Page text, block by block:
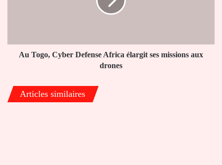
aux
dronesAu Togo, Cyber Defense Africa élargit ses missions aux
drones
Articles similaires